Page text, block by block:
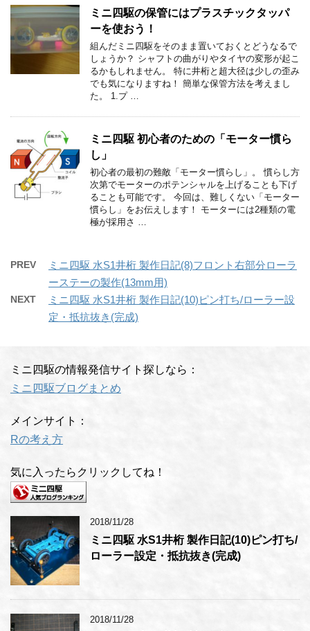
ミニ四駆の保管にはプラスチックタッパ
ーを使おう！
組んだミニ四駆をそのまま置いておくとどうなるで
しょうか？ シャフトの曲がりやタイヤの変形が起こ
るかもしれません。 特に井桁と超大径は少しの歪み
でも気になりますね！ 簡単な保管方法を考えまし
た。 1.プ …
ミニ四駆 初心者のための「モーター慣ら
し」
初心者の最初の難敵「モーター慣らし」。 慣らし方
次第でモーターのポテンシャルを上げることも下げ
ることも可能です。 今回は、難しくない「モーター
慣らし」をお伝えします！ モーターには2種類の電
極が採用さ …
PREV
ミニ四駆 水S1井桁 製作日記(8)フロント右部分ローラ
ーステーの製作(13mm用)
NEXT
ミニ四駆 水S1井桁 製作日記(10)ピン打ち/ローラー設
定・抵抗抜き(完成)
ミニ四駆の情報発信サイト探しなら：
ミニ四駆ブログまとめ
メインサイト：
Rの考え方
気に入ったらクリックしてね！
2018/11/28
ミニ四駆 水S1井桁 製作日記(10)ピン打ち/
ローラー設定・抵抗抜き(完成)
2018/11/28